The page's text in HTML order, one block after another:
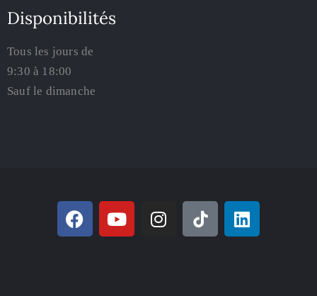
Disponibilités
Tous les jours de
9:30 à 18:00
Sauf le dimanche